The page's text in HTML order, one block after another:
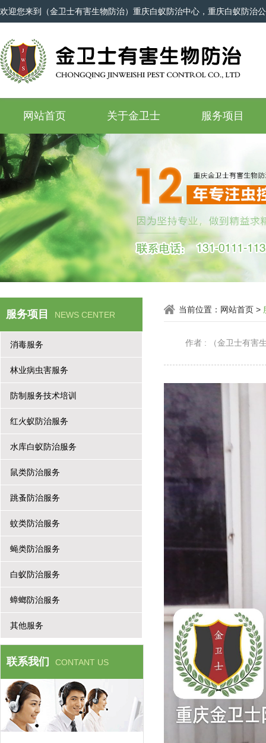
欢迎您来到（金卫士有害生物防治）重庆白蚁防治中心，重庆白蚁防治
网站首页 关于金卫士 服务项目
服务项目 NEWS CENTER
消毒服务
林业病虫害服务
防制服务技术培训
红火蚁防治服务
水库白蚁防治服务
鼠类防治服务
跳蚤防治服务
蚊类防治服务
蝇类防治服务
白蚁防治服务
蟑螂防治服务
其他服务
联系我们 CONTANT US
当前位置： 网站首页 >
作者 : （金卫士有害